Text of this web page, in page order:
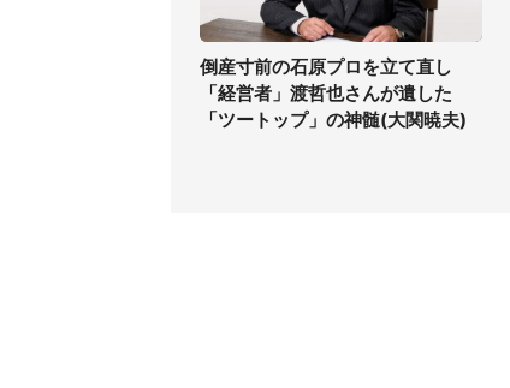
倒産寸前の石原プロを立て直し
「経営者」渡哲也さんが遺した
「ツートップ」の神髄(大関暁夫)